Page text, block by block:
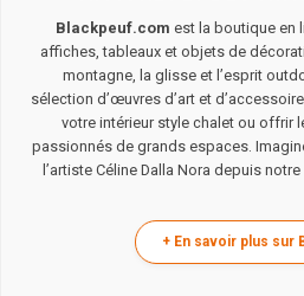
Blackpeuf.com est la boutique en
affiches, tableaux et objets de
montagne, la glisse et l’esprit
sélection d’œuvres d’art et
votre intérieur style chalet ou offrir
passionnés de grands espaces.
l’artiste Céline Dalla Nora depuis